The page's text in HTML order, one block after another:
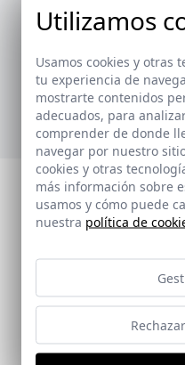
La colección de
adaptándose a
Ver nuevos toalleros
Utilizamos
Usamos cookies y otras
tu experiencia de
mostrarte contenidos
adecuados, para
comprender de donde
navegar por nuestro
cookies y otras
más información sobre
usamos y cómo puede
nuestra política de